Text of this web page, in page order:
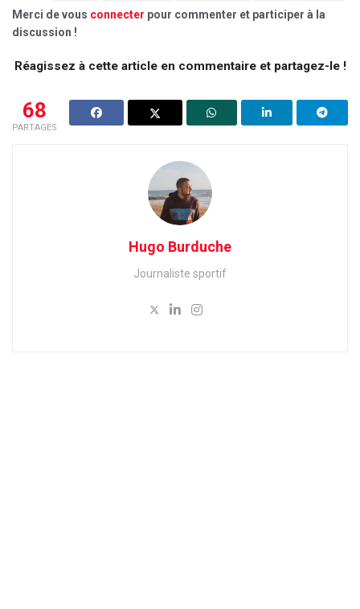
Merci de vous connecter pour commenter et participer à la
discussion !
Réagissez à cette article en commentaire et partagez-le !
68
PARTAGES
Hugo Burduche
Journaliste sportif